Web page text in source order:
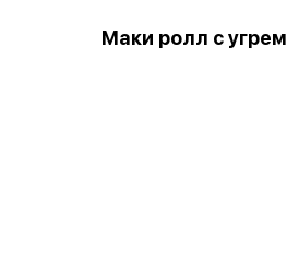
Маки ролл с угрем